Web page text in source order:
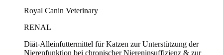
Royal Canin Veterinary
RENAL
Diät-Alleinfuttermittel für Katzen zur Unterstützung der
Nierenfunktion bei chronischer Niereninsuffizienz & zur